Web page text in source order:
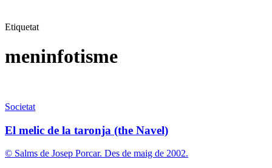
Etiquetat
meninfotisme
El
de
la
taronja
(the
Societat
El melic de la taronja (the Navel)
© Salms de Josep Porcar. Des de maig de 2002.